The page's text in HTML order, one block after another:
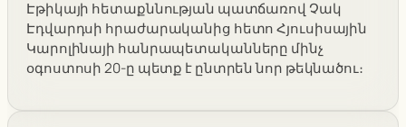
Էթիկայի հետաքննության պատճառով Չակ
Էդվարդսի հրաժարականից հետո Հյուսիսային
Կարոլինայի հանրապետականները մինչ
օգոստոսի 20-ը պետք է ընտրեն նոր թեկնածու։